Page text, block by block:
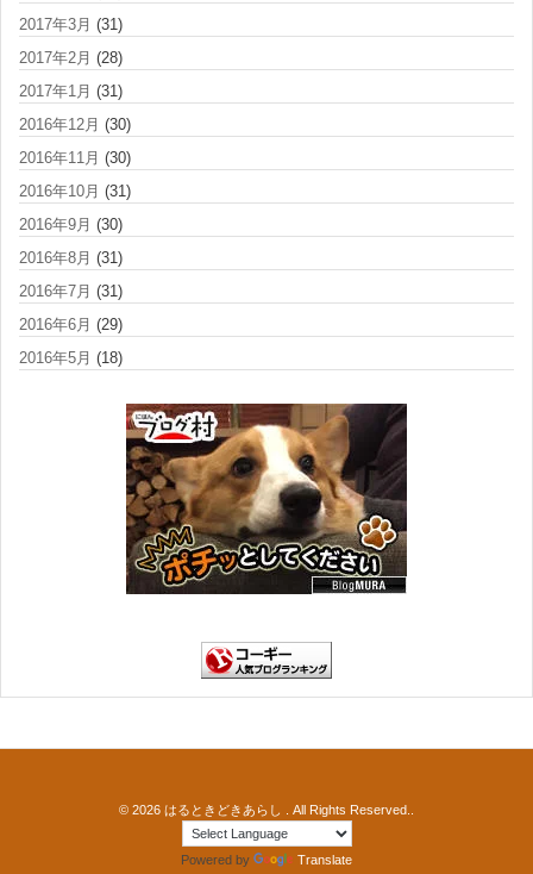
2017年3月 (31)
2017年2月 (28)
2017年1月 (31)
2016年12月 (30)
2016年11月 (30)
2016年10月 (31)
2016年9月 (30)
2016年8月 (31)
2016年7月 (31)
2016年6月 (29)
2016年5月 (18)
© 2026 はるときどきあらし . All Rights Reserved..
Powered by Translate